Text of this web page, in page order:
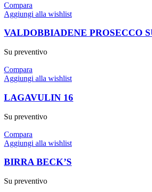
Compara
Aggiungi alla wishlist
VALDOBBIADENE PROSECCO
Su preventivo
Compara
Aggiungi alla wishlist
LAGAVULIN 16
Su preventivo
Compara
Aggiungi alla wishlist
BIRRA BECK’S
Su preventivo